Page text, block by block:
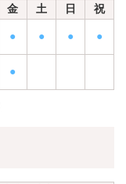
金 土 日 祝
● ● ● ●
●